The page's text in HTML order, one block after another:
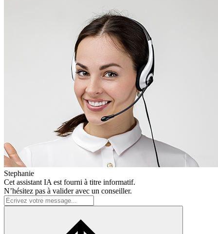
Stephanie
Cet assistant IA est fourni à titre informatif.
N’hésitez pas à valider avec un conseiller.